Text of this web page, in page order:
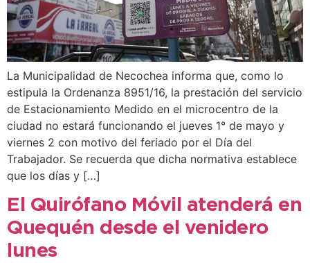
La Municipalidad de Necochea informa que, como lo
estipula la Ordenanza 8951/16, la prestación del servicio
de Estacionamiento Medido en el microcentro de la
ciudad no estará funcionando el jueves 1° de mayo y
viernes 2 con motivo del feriado por el Día del
Trabajador. Se recuerda que dicha normativa establece
que los días y […]
El Quirófano Móvil atenderá en
Quequén desde el venidero
lunes